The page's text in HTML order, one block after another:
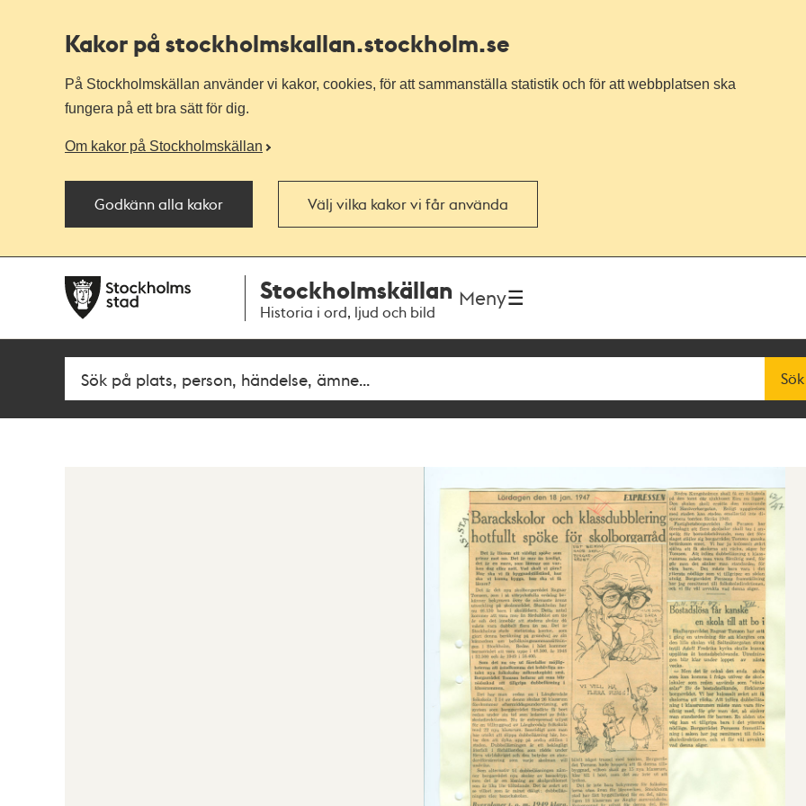
Kakor på stockholmskallan.stockholm.se
På Stockholmskällan använder vi kakor, cookies, för att sammanställa statistik och för att webbplatsen ska
fungera på ett bra sätt för dig.
Om kakor på Stockholmskällan
Godkänn alla kakor Välj vilka kakor vi får använda
navigationen
huvudinnehållet
Stockholmskällan
Historia i ord, ljud och bild
Meny
Fritextsök Sök